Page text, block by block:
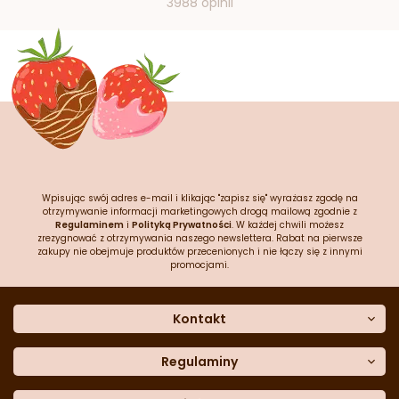
Wpisując swój adres e-mail i klikając "zapisz się" wyrażasz zgodę na
otrzymywanie informacji marketingowych drogą mailową zgodnie z
Regulaminem i Polityką Prywatności. W każdej chwili możesz
zrezygnować z otrzymywania naszego newslettera. Rabat na pierwsze
zakupy nie obejmuje produktów przecenionych i nie łączy się z innymi
promocjami.
Kontakt
Dane kontaktowe
Często zadawane pytania
Regulaminy